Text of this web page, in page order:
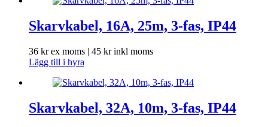
Skarvkabel, 16A, 25m, 3-fas, IP44
36 krex moms | 45 krinkl moms
Lägg till i hyra
Skarvkabel, 32A, 10m, 3-fas, IP44